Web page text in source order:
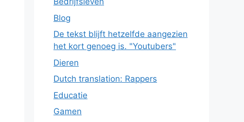
Blog
De tekst blijft hetzelfde aangezien
het kort genoeg is. "Youtubers"
Dieren
Dutch translation: Rappers
Educatie
Gamen